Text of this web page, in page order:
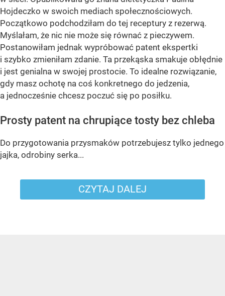
Hojdeczko w swoich mediach społecznościowych.
Początkowo podchodziłam do tej receptury z rezerwą.
Myślałam, że nic nie może się równać z pieczywem.
Postanowiłam jednak wypróbować patent ekspertki
i szybko zmieniłam zdanie. Ta przekąska smakuje obłędnie
i jest genialna w swojej prostocie. To idealne rozwiązanie,
gdy masz ochotę na coś konkretnego do jedzenia,
a jednocześnie chcesz poczuć się po posiłku.
Prosty patent na chrupiące tosty bez chleba
Do przygotowania przysmaków potrzebujesz tylko jednego
jajka, odrobiny serka...
CZYTAJ DALEJ